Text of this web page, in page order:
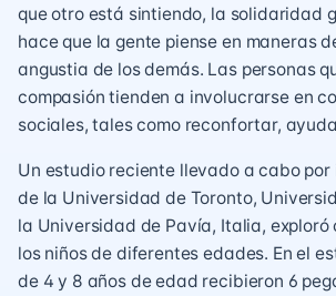
que otro está sintiendo, la solidaridad
hace que la gente piense en maneras
angustia de los demás. Las personas
compasión tienden a involucrarse en
sociales, tales como reconfortar,
Un estudio recientellevado a cabo por
de la Universidad de Toronto,
la Universidad de Pavía, Italia, exploró
los niños de diferentes edades. En el
de 4 y 8 años de edad recibieron 6